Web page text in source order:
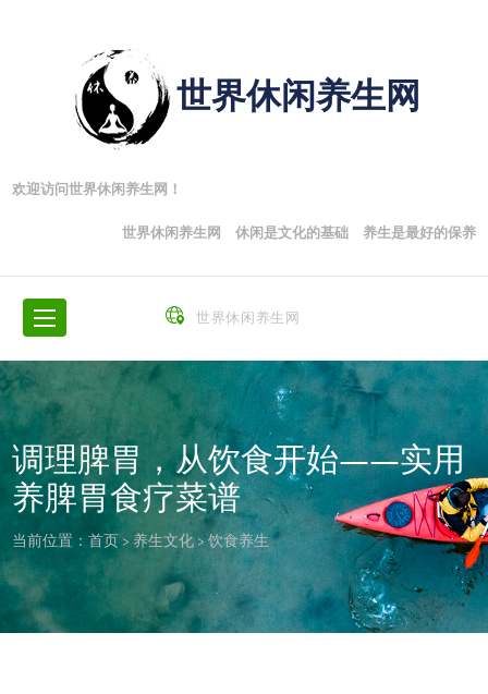
世界休闲养生网
欢迎访问世界休闲养生网！
世界休闲养生网 休闲是文化的基础 养生是最好的保养
世界休闲养生网
调理脾胃，从饮食开始——实用
养脾胃食疗菜谱
当前位置：首页> 养生文化>饮食养生